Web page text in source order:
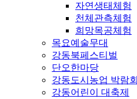
자연생태체험
천체관측체험
희망목공체험
목요예술무대
강동북페스티벌
단오한마당
강동도시농업 박람회
강동어린이 대축제